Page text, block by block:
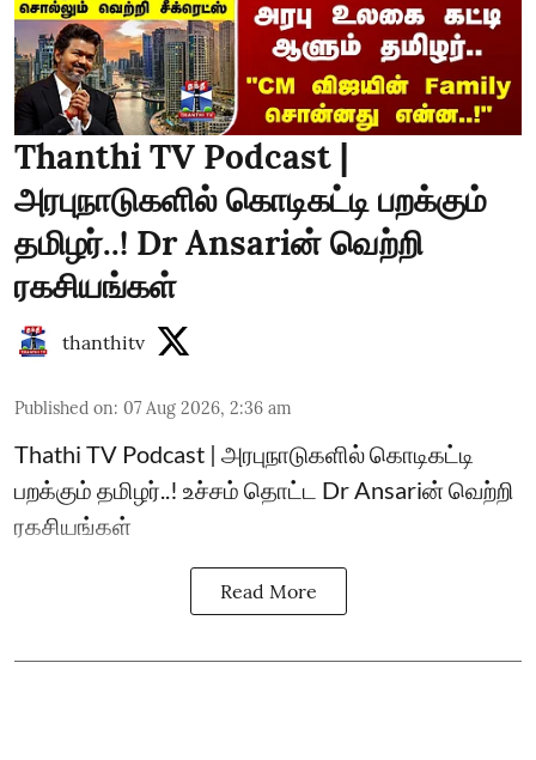
Thanthi TV Podcast |
அரபுநாடுகளில் கொடிகட்டி பறக்கும்
தமிழர்..! Dr Ansariன் வெற்றி
ரகசியங்கள்
thanthitv
Published on: 07 Aug 2026, 2:36 am
Thathi TV Podcast | அரபுநாடுகளில் கொடிகட்டி
பறக்கும் தமிழர்..! உச்சம் தொட்ட Dr Ansariன் வெற்றி
ரகசியங்கள்
Read More